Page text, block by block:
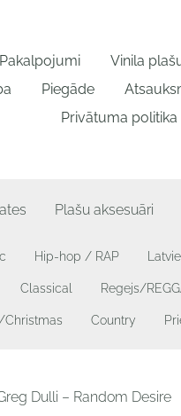
Pakalpojumi
Vinila
Piegāde
Privātuma politika
Plašu aksesuāri
Hip-hop / RAP
Classical Regejs/
Country
Dulli – Random Desire